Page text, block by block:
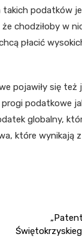
podatków
chodziłoby w
płacić
pojawiły się też
podatkowe
globalny,
które wynikają